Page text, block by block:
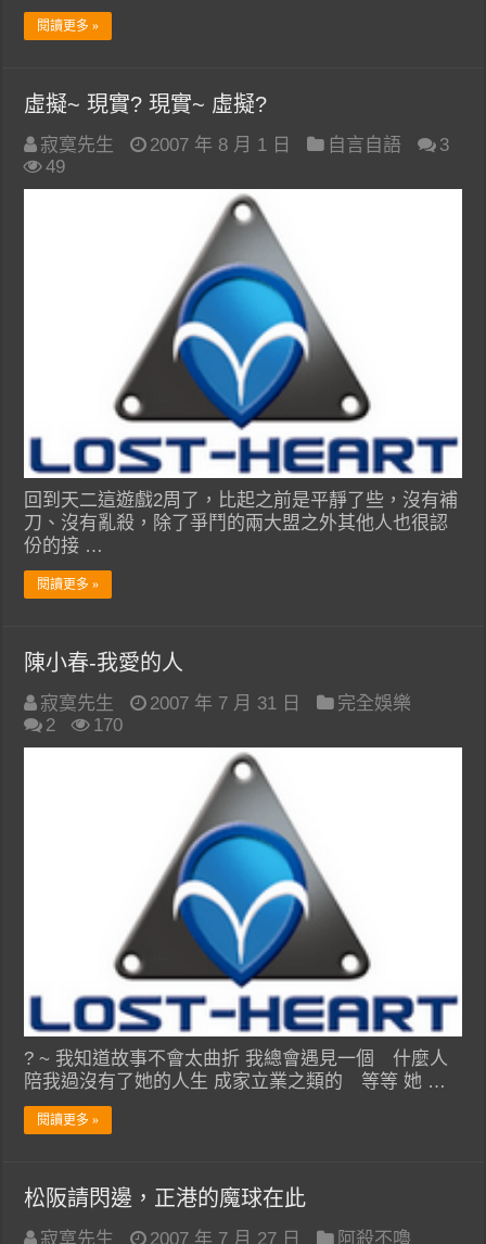
閱讀更多 »
虛擬~ 現實? 現實~ 虛擬?
寂寞先生 2007 年 8 月 1 日 自言自語
3
49
回到天二這遊戲2周了，比起之前是平靜了些，沒有補
刀、沒有亂殺，除了爭鬥的兩大盟之外其他人也很認
份的接 …
閱讀更多 »
陳小春-我愛的人
寂寞先生 2007 年 7 月 31 日
完全娛樂
2
170
? ~ 我知道故事不會太曲折 我總會遇見一個 什麼人
陪我過沒有了她的人生 成家立業之類的 等等 她 …
閱讀更多 »
松阪請閃邊，正港的魔球在此
寂寞先生 2007 年 7 月 27 日 阿殺不嚕